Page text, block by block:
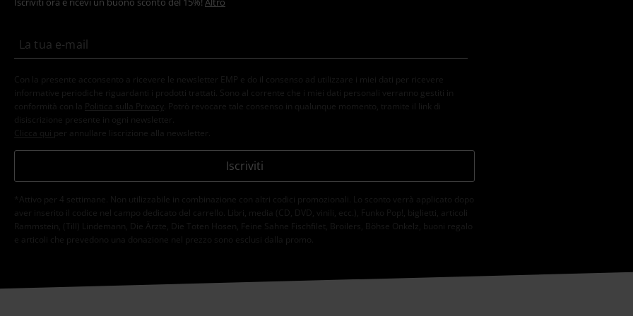
Con la presente acconsento a ricevere le newsletter EMP e do il consenso ad utilizzare i miei dati per ricevere
informative periodiche riguardanti i prodotti trattati. Sono al corrente che i miei dati personali verranno gestiti in
conformità con la
Politica sulla Privacy
. Potrò revocare tale consenso in qualunque momento, tramite il link di
disiscrizione presente in ogni newsletter.
Clicca qui per annullare liscrizione alla newsletter.
Iscriviti
*Attivo per 4 settimane. Non utilizzabile in combinazione con altri codici promozionali. Lo sconto verrà applicato dopo
aver inserito il codice nel campo dedicato del carrello. Libri, media (CD, DVD, vinili, ecc.), Funko Pop!, biglietti, articoli
Rammstein, (Till) Lindemann, Die Ärzte, Die Toten Hosen, Feine Sahne Fischfilet, Broilers, Böhse Onkelz, buoni regalo
e articoli che prevedono una donazione nel prezzo sono esclusi dalla promo.